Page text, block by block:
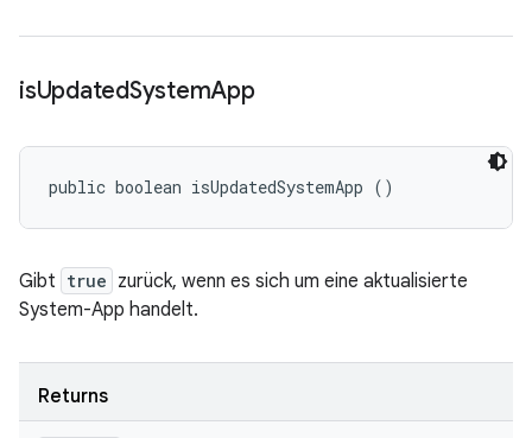
isUpdatedSystemApp
public boolean isUpdatedSystemApp ()
Gibt true zurück, wenn es sich um eine aktualisierte
System-App handelt.
Returns